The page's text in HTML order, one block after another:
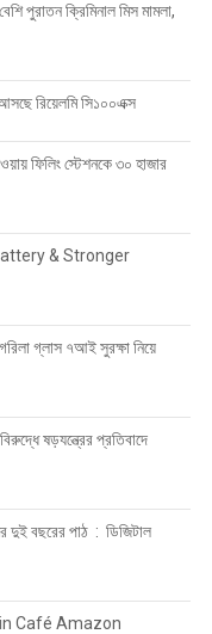
পুরাতন ক্রিমিনাল মিস মামলা,
রিয়েলমি সি১০০এক্স
ফিলিং স্টেশনকে ৩০ হাজার
& Stronger
গ্লাস ৭আই সুরক্ষা নিয়ে
ষড়যন্ত্রের প্রতিবাদে
দুই বছরের পাঠ : ডিজিটাল
Café Amazon